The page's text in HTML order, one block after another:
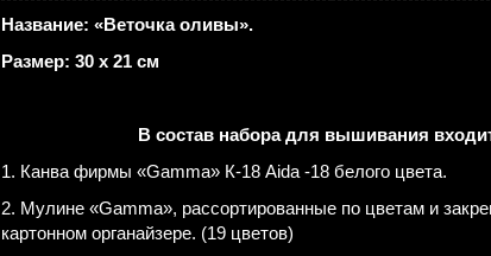
Название: «Веточка оливы».
Размер: 30 х 21 см
В состав набора для вышивания
1. Канва фирмы «Gamma» К-18 Aida -18 белого цвета.
2. Мулине «Gamma», рассортированные по цветам и
картонном органайзере. (19 цветов)